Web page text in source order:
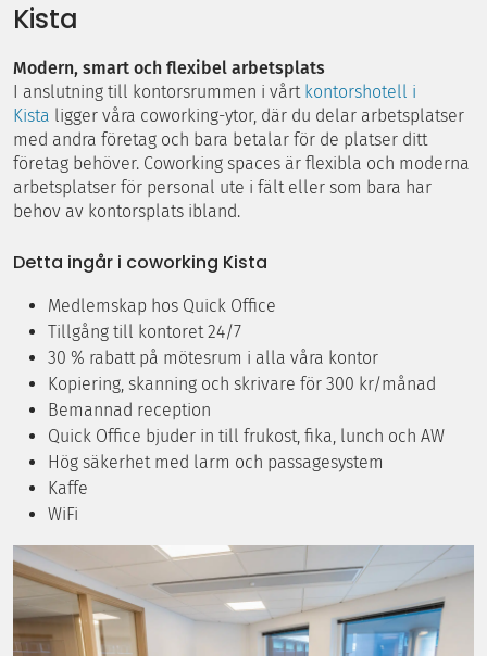
Kista
Modern, smart och flexibel arbetsplats
I anslutning till kontorsrummen i vårt kontorshotell i
Kista ligger våra coworking-ytor, där du delar arbetsplatser
med andra företag och bara betalar för de platser ditt
företag behöver. Coworking spaces är flexibla och moderna
arbetsplatser för personal ute i fält eller som bara har
behov av kontorsplats ibland.
Detta ingår i coworking Kista
Medlemskap hos Quick Office
Tillgång till kontoret 24/7
30 % rabatt på mötesrum i alla våra kontor
Kopiering, skanning och skrivare för 300 kr/månad
Bemannad reception
Quick Office bjuder in till frukost, fika, lunch och AW
Hög säkerhet med larm och passagesystem
Kaffe
WiFi